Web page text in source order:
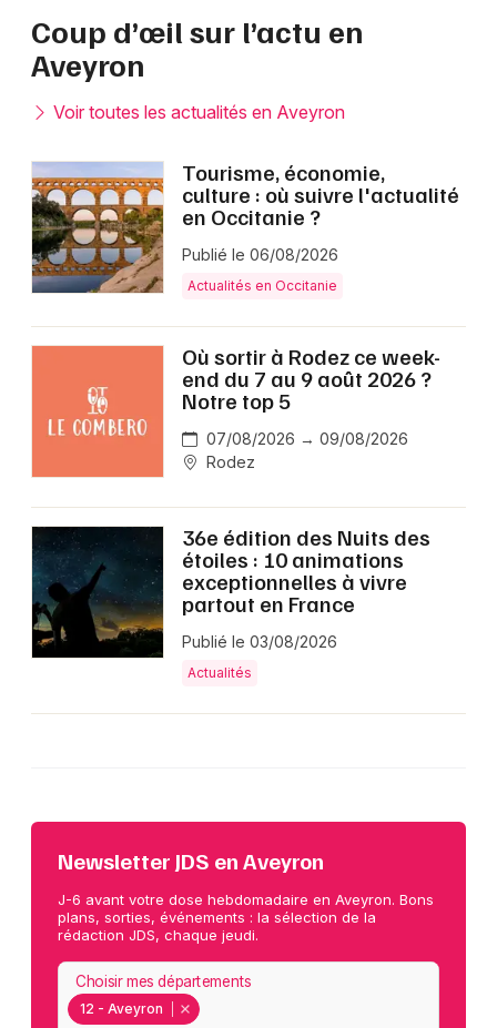
Coup d’œil sur l’actu en
Aveyron
Voir toutes les actualités en Aveyron
Tourisme, économie,
culture : où suivre l'actualité
en Occitanie ?
Publié le 06/08/2026
Actualités en Occitanie
Où sortir à Rodez ce week-
end du 7 au 9 août 2026 ?
Notre top 5
07/08/2026 → 09/08/2026
Rodez
36e édition des Nuits des
étoiles : 10 animations
exceptionnelles à vivre
partout en France
Publié le 03/08/2026
Actualités
Newsletter JDS en Aveyron
J-6 avant votre dose hebdomadaire en Aveyron. Bons
plans, sorties, événements : la sélection de la
rédaction JDS, chaque jeudi.
12 - Aveyron
Choisir mes départements